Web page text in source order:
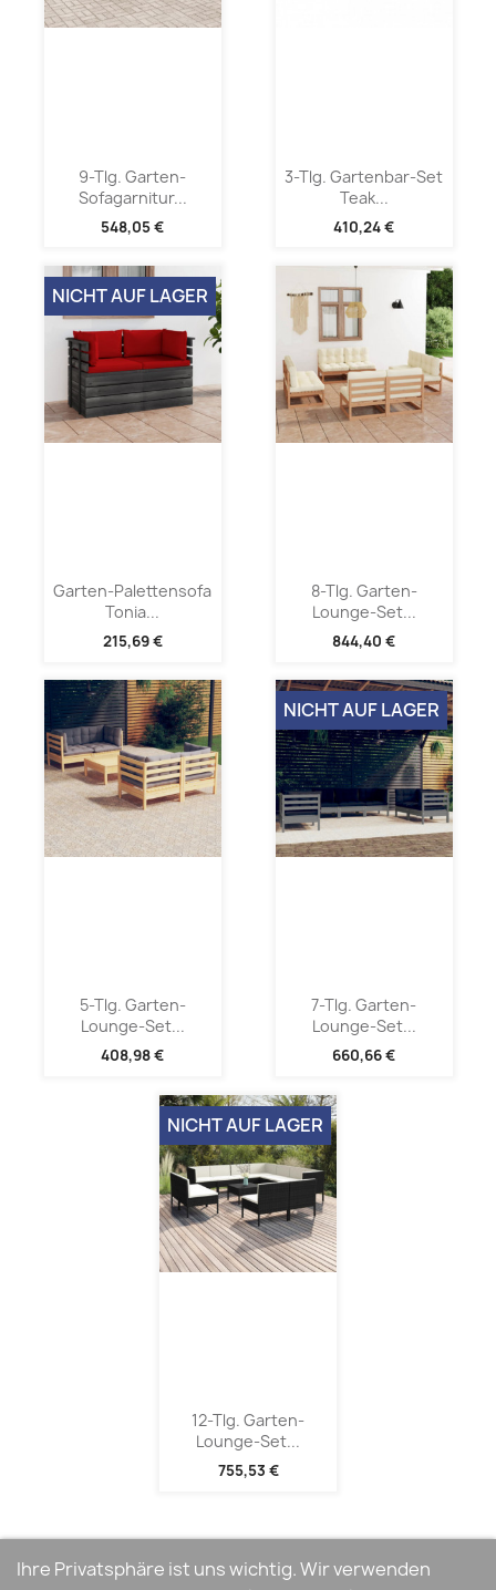
9-Tlg. Garten-
Sofagarnitur...
548,05 €
3-Tlg. Gartenbar-Set
Teak...
410,24 €
Garten-Palettensofa
Tonia...
215,69 €
NICHT AUF LAGER
8-Tlg. Garten-
Lounge-Set...
844,40 €
5-Tlg. Garten-
Lounge-Set...
408,98 €
7-Tlg. Garten-
Lounge-Set...
660,66 €
NICHT AUF LAGER
12-Tlg. Garten-
Lounge-Set...
755,53 €
NICHT AUF LAGER
Ihre Privatsphäre ist uns wichtig. Wir verwenden